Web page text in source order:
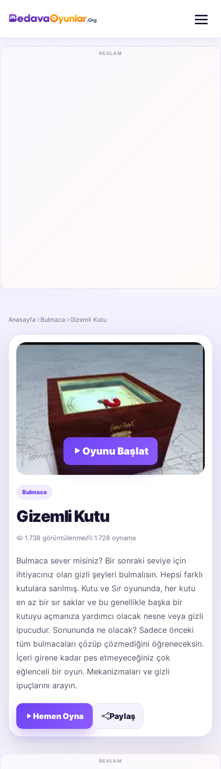
REKLAM
Anasayfa Bulmaca Gizemli Kutu
Oyunu Başlat
Bulmaca
Gizemli Kutu
1.738 görüntülenme 1.728 oynama
Bulmaca sever misiniz? Bir sonraki seviye için
ihtiyacınız olan gizli şeyleri bulmalısın. Hepsi farklı
kutulara sarılmış. Kutu ve Sır oyununda, her kutu
en az bir sır saklar ve bu genellikle başka bir
kutuyu açmanıza yardımcı olacak nesne veya gizli
ipucudur. Sonununda ne olacak? Sadece önceki
tüm bulmacaları çözüp çözmediğini öğreneceksin.
İçeri girene kadar pes etmeyeceğiniz çok
eğlenceli bir oyun. Mekanizmaları ve gizli
ipuçlarını arayın.
Hemen Oyna Paylaş
REKLAM